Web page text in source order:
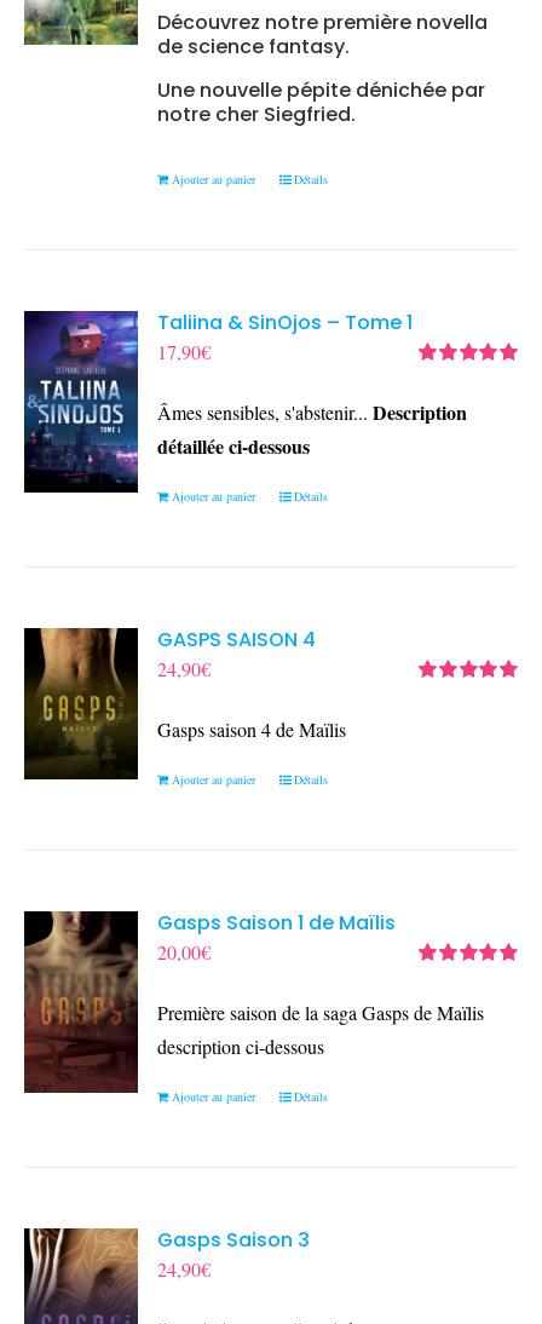
Découvrez notre première novella
de science fantasy.
Une nouvelle pépite dénichée par
notre cher Siegfried.
Ajouter au panier Détails
Taliina & SinOjos – Tome 1
17,90€
Âmes sensibles, s'abstenir...Description
détaillée ci-dessous
Ajouter au panier Détails
GASPS SAISON 4
24,90€
Gasps saison 4 de Maïlis
Ajouter au panier Détails
Gasps Saison 1 de Maïlis
20,00€
Première saison de la saga Gasps de Maïlis
description ci-dessous
Ajouter au panier Détails
Gasps Saison 3
24,90€